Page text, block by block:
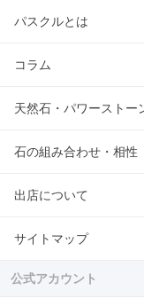
パスクルとは
コラム
天然石・パワーストー
石の組み合わせ・相性
出店について
サイトマップ
公式アカウント